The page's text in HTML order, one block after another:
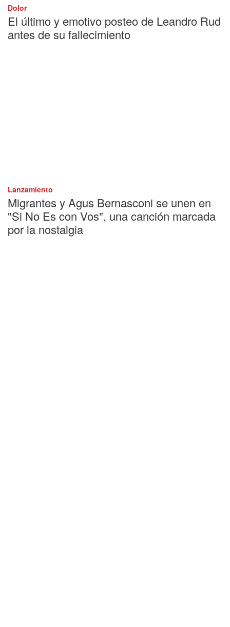
Dolor
El último y emotivo posteo de Leandro Rud
antes de su fallecimiento
Lanzamiento
Migrantes y Agus Bernasconi se unen en
"Si No Es con Vos", una canción marcada
por la nostalgia